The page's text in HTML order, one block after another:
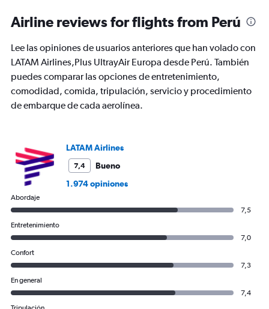
Range:
91
The
chart
has
Y
axis
0
to
1500.
Airline reviews for flights from Perú
Lee las opiniones de usuarios anteriores que han volado con
LATAM Airlines,Plus UltrayAir Europa desde Perú. También
puedes comparar las opciones de entretenimiento,
comodidad, comida, tripulación, servicio y procedimiento
de embarque de cada aerolínea.
LATAM Airlines
7,4
Bueno
1.974 opiniones
Abordaje
7,5
Entretenimiento
7,0
Confort
7,3
En general
7,4